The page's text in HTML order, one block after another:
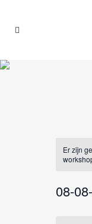
Er zijn
08-